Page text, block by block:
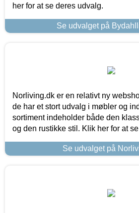
her for at se deres udvalg.
Se udvalget på
Norliving.dk er en relativt ny
de har et stort udvalg i møbler og
sortiment indeholder både den
og den rustikke stil. Klik her for at
Se udvalget på